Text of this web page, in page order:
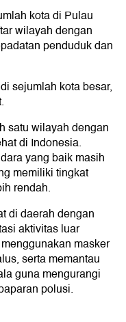
kota di Pulau
wilayah dengan
penduduk dan
sejumlah kota besar,
satu wilayah dengan
di Indonesia.
yang baik masih
memiliki tingkat
rendah.
di daerah dengan
aktivitas luar
masker
serta memantau
guna mengurangi
polusi.